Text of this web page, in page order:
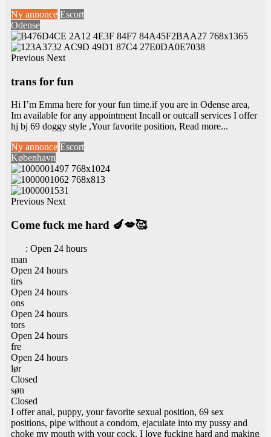
Ny annonce Escort
Odense
Previous Next
trans for fun
Hi I’m Emma here for your fun time.if you are in Odense area,
Im available for any appointment Incall or outcall services I offer
hj bj 69 doggy style ,Your favorite position, Read more...
Ny annonce Escort
København
Previous Next
Come fuck me hard 🍆💋🥰
: Open 24 hours
man
Open 24 hours
tirs
Open 24 hours
ons
Open 24 hours
tors
Open 24 hours
fre
Open 24 hours
lør
Closed
søn
Closed
I offer anal, puppy, your favorite sexual position, 69 sex
positions, pipe without a condom, ejaculate into my pussy and
choke my mouth with your cock, I love fucking hard and making